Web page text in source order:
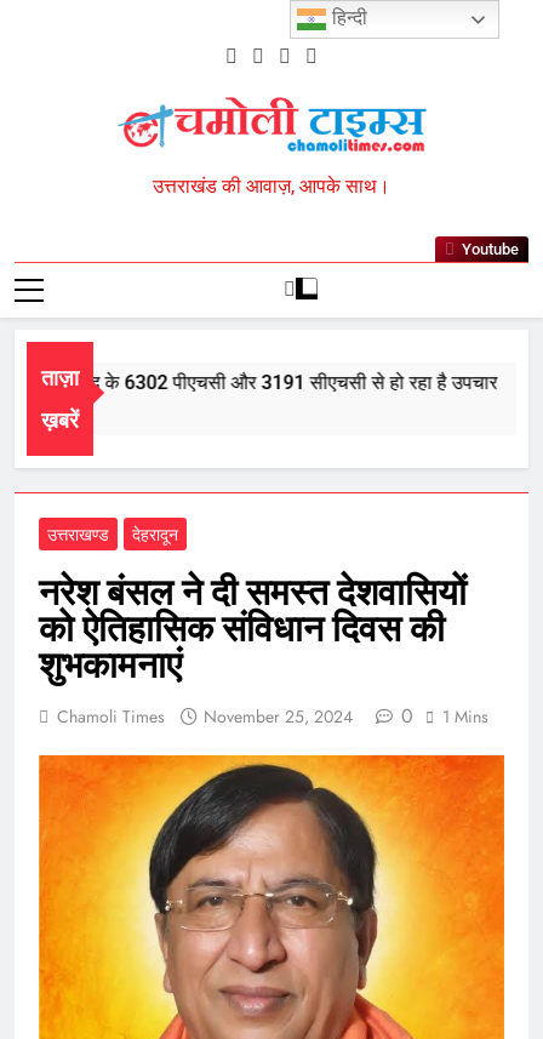
Chamoli Times
उत्तराखंड की आवाज़, आपके साथ।
Youtube
ताज़ा
ख़बरें
में आयुर्वेद के 6302 पीएचसी और 3191 सीएचसी से हो रहा है उपचार
5, 2026
उत्तराखण्ड देहरादून
नरेश बंसल ने दी समस्त देशवासियों
को ऐतिहासिक संविधान दिवस की
शुभकामनाएं
Chamoli Times November 25, 2024 0 1 Mins
हिन्दी